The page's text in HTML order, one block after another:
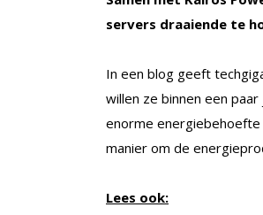
servers draaiende te
In een blog geeft
willen ze binnen een
enorme
manier om de
Lees ook: